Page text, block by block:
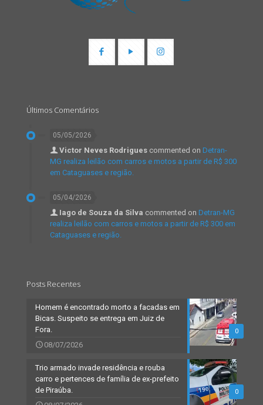
Últimos Comentários
05/05/2026
Victor Neves Rodrigues commented on Detran-
MG realiza leilão com carros e motos a partir de R$ 300
em Cataguases e região.
05/04/2026
Iago de Souza da Silva commented on Detran-MG
realiza leilão com carros e motos a partir de R$ 300 em
Cataguases e região.
Posts Recentes
0
Homem é encontrado morto a facadas em
Bicas. Suspeito se entrega em Juiz de
Fora.
08/07/2026
0
Trio armado invade residência e rouba
carro e pertences de família de ex-prefeito
de Piraúba.